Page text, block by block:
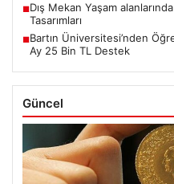
■Dış Mekan Yaşam
Tasarımları
■Bartın Üniversitesi’nden
Ay 25 Bin TL Destek
Güncel